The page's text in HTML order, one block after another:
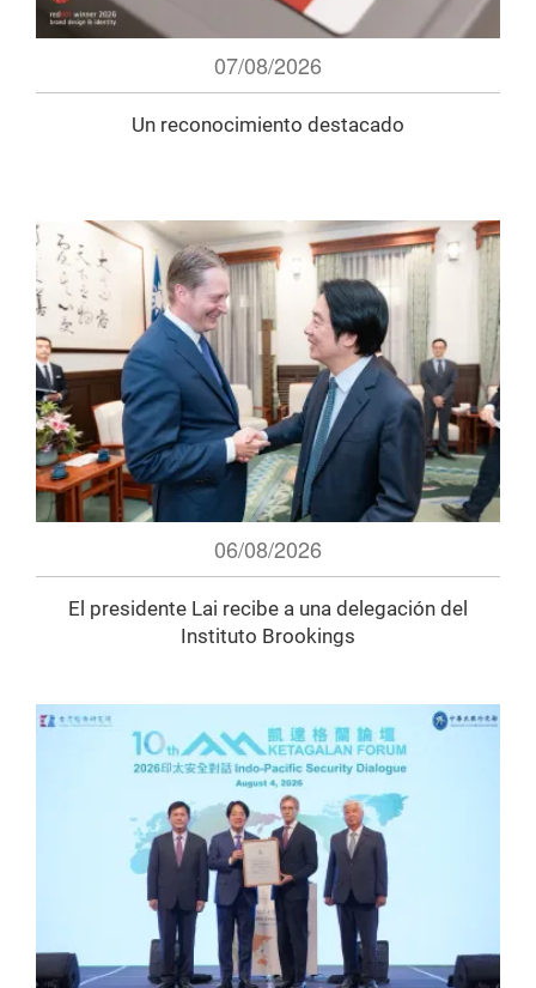
07/08/2026
Un reconocimiento destacado
06/08/2026
El presidente Lai recibe a una delegación del
Instituto Brookings